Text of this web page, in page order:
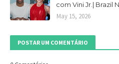
com Vini Jr.| Brazil
May 15, 2026
POSTAR UM COMENTÁRIO